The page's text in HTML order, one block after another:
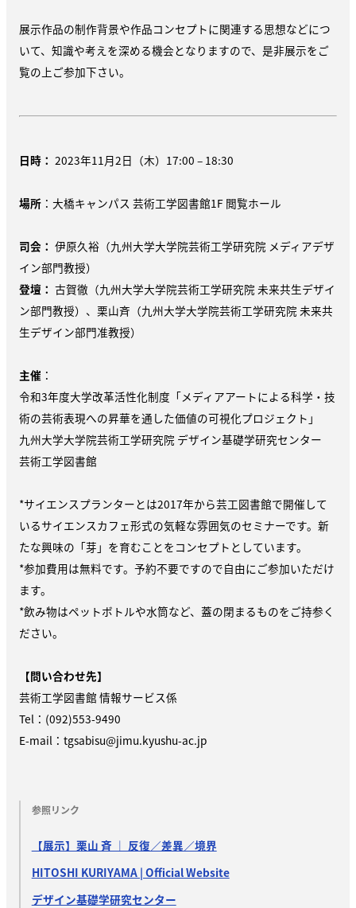
展示作品の制作背景や作品コンセプトに関連する思想などにつ
いて、知識や考えを深める機会となりますので、是非展示をご
覧の上ご参加下さい。
日時： 2023年11月2日（木）17:00 – 18:30
場所 ：大橋キャンパス 芸術工学図書館1F 閲覧ホール
司会： 伊原久裕（九州大学大学院芸術工学研究院 メディアデザ
イン部門教授）
登壇： 古賀徹（九州大学大学院芸術工学研究院 未来共生デザイ
ン部門教授）、栗山斉（九州大学大学院芸術工学研究院 未来共
生デザイン部門准教授）
主催 ：
令和3年度大学改革活性化制度「メディアアートによる科学・技
術の芸術表現への昇華を通した価値の可視化プロジェクト」
九州大学大学院芸術工学研究院 デザイン基礎学研究センター
芸術工学図書館
*サイエンスプランターとは2017年から芸工図書館で開催して
いるサイエンスカフェ形式の気軽な雰囲気のセミナーです。新
たな興味の「芽」を育むことをコンセプトとしています。
*参加費用は無料です。予約不要ですので自由にご参加いただけ
ます。
*飲み物はペットボトルや水筒など、蓋の閉まるものをご持参く
ださい。
【問い合わせ先】
芸術工学図書館 情報サービス係
Tel：(092)553-9490
E-mail：tgsabisu@jimu.kyushu-ac.jp
参照リンク
【展示】栗山 斉 ｜ 反復／差異／境界
HITOSHI KURIYAMA | Official Website
デザイン基礎学研究センター